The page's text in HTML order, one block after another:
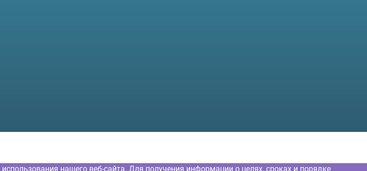
нашего веб-сайта. Для получения информации о целях, сроках и порядке